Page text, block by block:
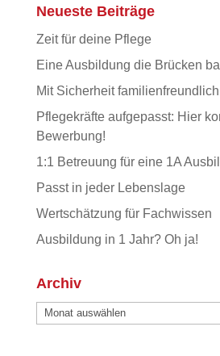
Neueste Beiträge
Zeit für deine Pflege
Eine Ausbildung die Brücken
Mit Sicherheit familienfreundlich
Pflegekräfte aufgepasst: Hier
Bewerbung!
1:1 Betreuung für eine 1A
Passt in jeder Lebenslage
Wertschätzung für Fachwissen
Ausbildung in 1 Jahr? Oh ja!
Archiv
Archiv